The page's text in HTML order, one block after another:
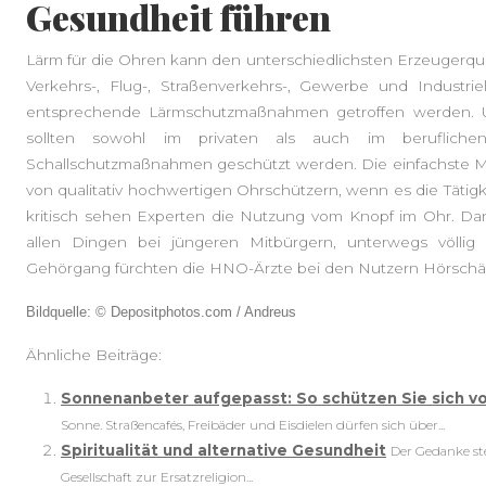
Gesundheit führen
Lärm für die Ohren kann den unterschiedlichsten
Verkehrs-, Flug-, Straßenverkehrs-, Gewerbe und
entsprechende Lärmschutzmaßnahmen getroffen werden.
sollten sowohl im privaten als auch im
Schallschutzmaßnahmen geschützt werden. Die einfachste
von qualitativ hochwertigen Ohrschützern, wenn es die
kritisch sehen Experten die Nutzung vom Knopf im Ohr.
allen Dingen bei jüngeren Mitbürgern, unterwegs völlig
Gehörgang fürchten die HNO-Ärzte bei den Nutzern
Bildquelle: © Depositphotos.com / Andreus
Ähnliche Beiträge:
Sonnenanbeter aufgepasst: So schützen Sie sich
Sonne. Straßencafés, Freibäder und Eisdielen dürfen sich über...
Spiritualität und alternative Gesundheit Der Gedanke
Gesellschaft zur Ersatzreligion...